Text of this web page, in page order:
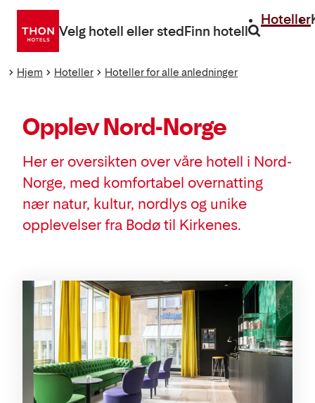
Gå
direkte
Velg hotell eller stedFinn hotell
Hoteller
Hjem Hoteller Hoteller for alle anledninger
Opplev Nord-Norge
Her er oversikten over våre hotell i Nord-
Norge, med komfortabel overnatting
nær natur, kultur, nordlys og unike
opplevelser fra Bodø til Kirkenes.